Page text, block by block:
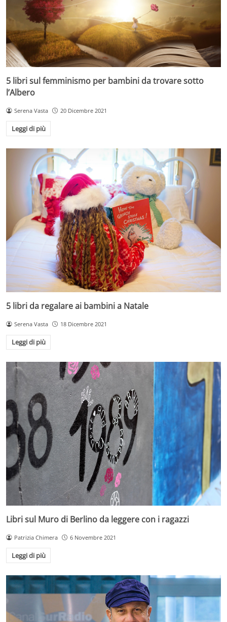
5 libri sul femminismo per bambini da trovare sotto
l’Albero
Serena Vasta 20 Dicembre 2021
Leggi di più
5 libri da regalare ai bambini a Natale
Serena Vasta 18 Dicembre 2021
Leggi di più
Libri sul Muro di Berlino da leggere con i ragazzi
Patrizia Chimera 6 Novembre 2021
Leggi di più